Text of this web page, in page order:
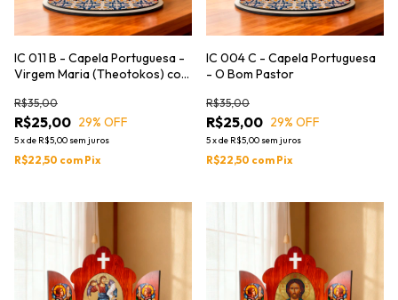
IC 011 B - Capela Portuguesa -
Virgem Maria (Theotokos) com
R$25,00
R$35,00
29% OFF
5xde R$5,00 sem juros
R$22,50 com Pix
IC 004 C - Capela Portuguesa
- O Bom Pastor
R$25,00
R$35,00
29% OFF
5xde R$5,00 sem juros
R$22,50 com Pix